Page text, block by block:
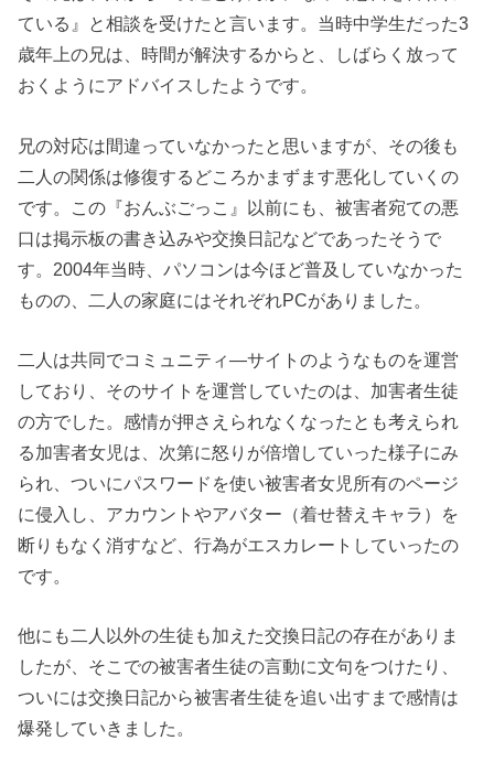
ている』と相談を受けたと言います。当時中学生だった3
歳年上の兄は、時間が解決するからと、しばらく放って
おくようにアドバイスしたようです。
兄の対応は間違っていなかったと思いますが、その後も
二人の関係は修復するどころかまずます悪化していくの
です。この『おんぶごっこ』以前にも、被害者宛ての悪
口は掲示板の書き込みや交換日記などであったそうで
す。2004年当時、パソコンは今ほど普及していなかった
ものの、二人の家庭にはそれぞれPCがありました。
二人は共同でコミュニティ―サイトのようなものを運営
しており、そのサイトを運営していたのは、加害者生徒
の方でした。感情が押さえられなくなったとも考えられ
る加害者女児は、次第に怒りが倍増していった様子にみ
られ、ついにパスワードを使い被害者女児所有のページ
に侵入し、アカウントやアバター（着せ替えキャラ）を
断りもなく消すなど、行為がエスカレートしていったの
です。
他にも二人以外の生徒も加えた交換日記の存在がありま
したが、そこでの被害者生徒の言動に文句をつけたり、
ついには交換日記から被害者生徒を追い出すまで感情は
爆発していきました。